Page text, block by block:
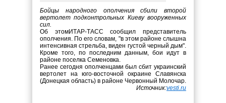
Бойцы народного ополчения сбили второй
вертолет подконтрольных Киеву вооруженных
сил.
Об этомИТАР-ТАСС сообщил представитель
ополчения. По его словам, "в этом районе слышна
интенсивная стрельба, виден густой черный дым".
Кроме того, по последним данным, бои идут в
районе поселка Семеновка.
Ранее сегодня ополченцами был сбит украинский
вертолет на юго-восточной окраине Славянска
(Донецкая область) в районе Червонный Молочар.
Источник:vesti.ru